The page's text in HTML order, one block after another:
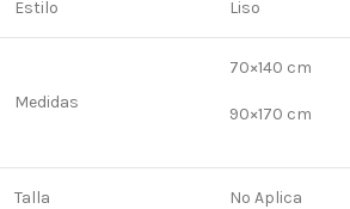
Estilo Liso
Medidas
70×140 cm
90×170 cm
Talla No Aplica